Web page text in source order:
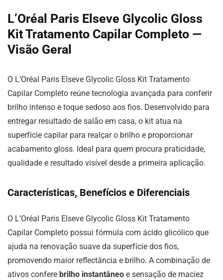
L’Oréal Paris Elseve Glycolic Gloss
Kit Tratamento Capilar Completo —
Visão Geral
O L’Oréal Paris Elseve Glycolic Gloss Kit Tratamento
Capilar Completo reúne tecnologia avançada para conferir
brilho intenso e toque sedoso aos fios. Desenvolvido para
entregar resultado de salão em casa, o kit atua na
superfície capilar para realçar o brilho e proporcionar
acabamento gloss. Ideal para quem procura praticidade,
qualidade e resultado visível desde a primeira aplicação.
Características, Benefícios e Diferenciais
O L’Oréal Paris Elseve Glycolic Gloss Kit Tratamento
Capilar Completo possui fórmula com ácido glicólico que
ajuda na renovação suave da superfície dos fios,
promovendo maior reflectância e brilho. A combinação de
ativos confere brilho instantâneo e sensação de maciez